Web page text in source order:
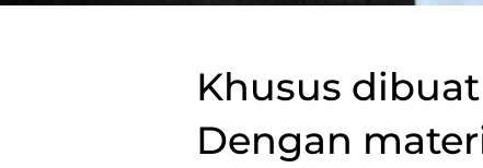
Khusus
Dengan